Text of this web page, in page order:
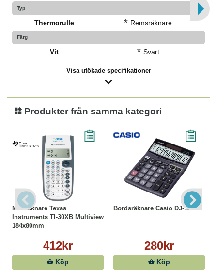
Typ
Thermorulle * Remsräknare
Färg
Vit * Svart
Visa utökade specifikationer
Produkter från samma kategori
Miniräknare Texas
Instruments TI-30XB Multiview
184x80mm
412kr
Köp
Bordsräknare Casio DJ-120D
280kr
Köp